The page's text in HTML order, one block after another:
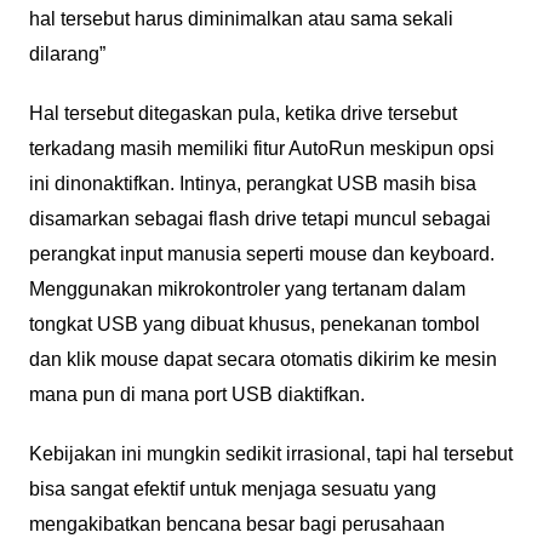
hal tersebut harus diminimalkan atau sama sekali
dilarang”
Hal tersebut ditegaskan pula, ketika drive tersebut
terkadang masih memiliki fitur AutoRun meskipun opsi
ini dinonaktifkan. Intinya, perangkat USB masih bisa
disamarkan sebagai flash drive tetapi muncul sebagai
perangkat input manusia seperti mouse dan keyboard.
Menggunakan mikrokontroler yang tertanam dalam
tongkat USB yang dibuat khusus, penekanan tombol
dan klik mouse dapat secara otomatis dikirim ke mesin
mana pun di mana port USB diaktifkan.
Kebijakan ini mungkin sedikit irrasional, tapi hal tersebut
bisa sangat efektif untuk menjaga sesuatu yang
mengakibatkan bencana besar bagi perusahaan